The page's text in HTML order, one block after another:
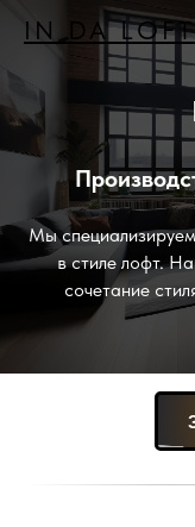
IN_DA_LOFT
Мы
в стиле лофт.
сочетание